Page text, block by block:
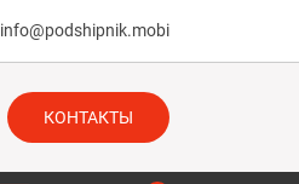
info@podshipnik.mobi
КОНТАКТЫ